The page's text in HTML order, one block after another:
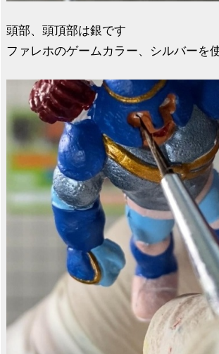
頭部、頭頂部は銀です
ファレホのゲームカラー、シルバーを